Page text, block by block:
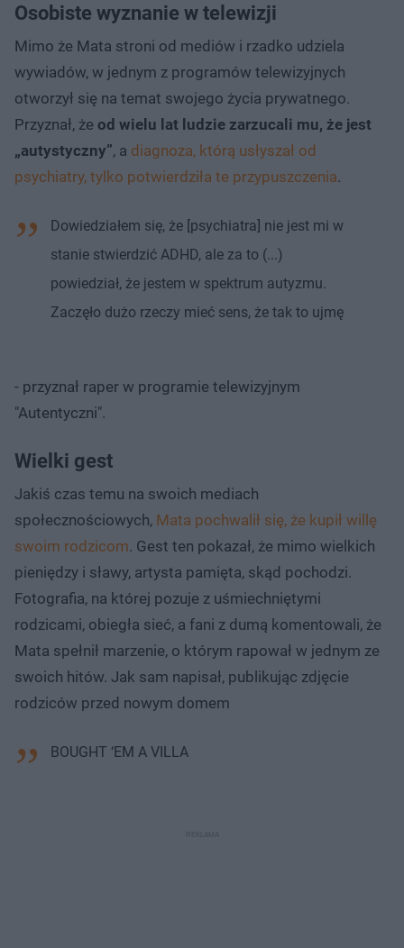
Osobiste wyznanie w telewizji
Mimo że Mata stroni od mediów i rzadko udziela
wywiadów, w jednym z programów telewizyjnych
otworzył się na temat swojego życia prywatnego.
Przyznał, że od wielu lat ludzie zarzucali mu, że jest
„autystyczny”, a diagnoza, którą usłyszał od
psychiatry, tylko potwierdziła te przypuszczenia.
Dowiedziałem się, że [psychiatra] nie jest mi w
stanie stwierdzić ADHD, ale za to (...)
powiedział, że jestem w spektrum autyzmu.
Zaczęło dużo rzeczy mieć sens, że tak to ujmę
- przyznał raper w programie telewizyjnym
"Autentyczni".
Wielki gest
Jakiś czas temu na swoich mediach
społecznościowych, Mata pochwalił się, że kupił willę
swoim rodzicom. Gest ten pokazał, że mimo wielkich
pieniędzy i sławy, artysta pamięta, skąd pochodzi.
Fotografia, na której pozuje z uśmiechniętymi
rodzicami, obiegła sieć, a fani z dumą komentowali, że
Mata spełnił marzenie, o którym rapował w jednym ze
swoich hitów. Jak sam napisał, publikując zdjęcie
rodziców przed nowym domem
BOUGHT ‘EM A VILLA